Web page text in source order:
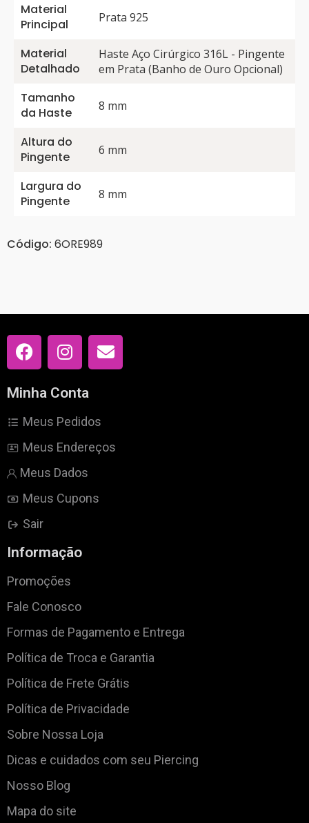
Material
Principal
Prata 925
Material
Detalhado
Haste Aço Cirúrgico 316L - Pingente
em Prata (Banho de Ouro Opcional)
Tamanho
da Haste
8 mm
Altura do
Pingente
6 mm
Largura do
Pingente
8 mm
Código: 6ORE989
Minha Conta
Meus Pedidos
Meus Endereços
Meus Dados
Meus Cupons
Sair
Informação
Promoções
Fale Conosco
Formas de Pagamento e Entrega
Política de Troca e Garantia
Política de Frete Grátis
Política de Privacidade
Sobre Nossa Loja
Dicas e cuidados com seu Piercing
Nosso Blog
Mapa do site